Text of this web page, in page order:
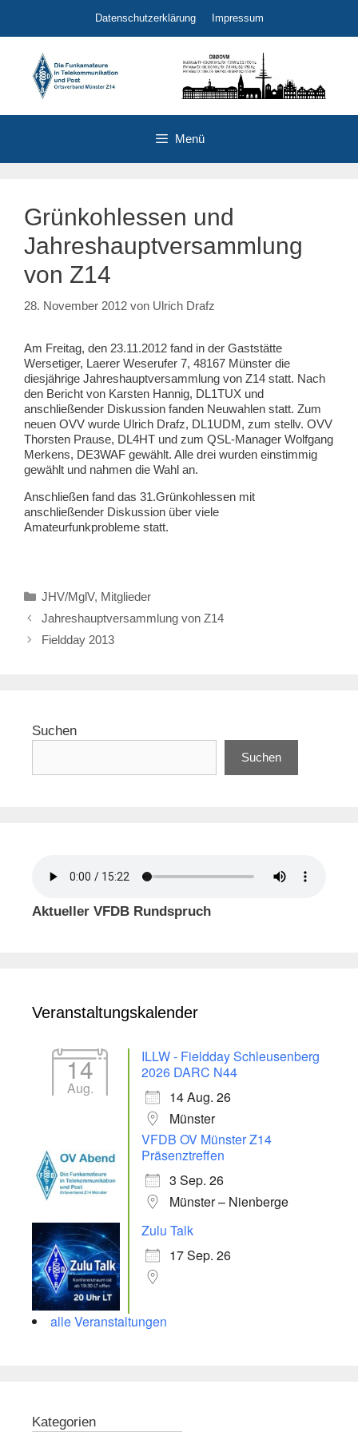
springen
Datenschutzerklärung Impressum
Menü
Grünkohlessen und
Jahreshauptversammlung
von Z14
28. November 2012 von Ulrich Drafz
Am Freitag, den 23.11.2012 fand in der Gaststätte
Wersetiger, Laerer Weserufer 7, 48167 Münster die
diesjährige Jahreshauptversammlung von Z14 statt. Nach
den Bericht von Karsten Hannig, DL1TUX und
anschließender Diskussion fanden Neuwahlen statt. Zum
neuen OVV wurde Ulrich Drafz, DL1UDM, zum stellv. OVV
Thorsten Prause, DL4HT und zum QSL-Manager Wolfgang
Merkens, DE3WAF gewählt. Alle drei wurden einstimmig
gewählt und nahmen die Wahl an.
Anschließen fand das 31.Grünkohlessen mit
anschließender Diskussion über viele
Amateurfunkprobleme statt.
Kategorien
JHV/MglV, Mitglieder
Jahreshauptversammlung von Z14
Fieldday 2013
Suchen
Suchen
Aktueller VFDB Rundspruch
Veranstaltungskalender
14
Aug.
ILLW - Fieldday Schleusenberg
2026 DARC N44
14 Aug. 26
Münster
VFDB OV Münster Z14
Präsenztreffen
3 Sep. 26
Münster – Nienberge
Zulu Talk
17 Sep. 26
alle Veranstaltungen
Kategorien